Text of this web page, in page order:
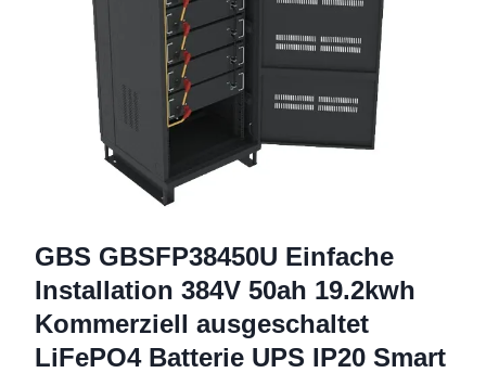
GBS GBSFP38450U Einfache
Installation 384V 50ah 19.2kwh
Kommerziell ausgeschaltet
LiFePO4 Batterie UPS IP20 Smart